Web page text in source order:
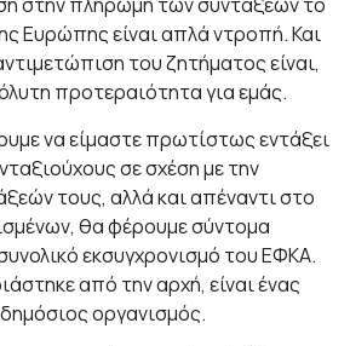
Ευρώπης είναι απλά ντροπή. Και
του ζητήματος είναι,
προτεραιότητα για εμάς.
να είμαστε πρωτίστως εντάξει
σε σχέση με την
τους, αλλά και απέναντι στο
θα φέρουμε σύντομα
εκσυγχρονισμό του ΕΦΚΑ.
από την αρχή, είναι ένας
οργανισμός.